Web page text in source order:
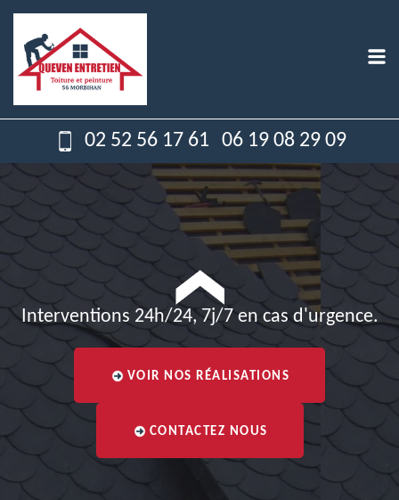
02 52 56 17 61 06 19 08 29 09
Interventions 24h/24, 7j/7 en cas d'urgence.
VOIR NOS RÉALISATIONS
CONTACTEZ NOUS